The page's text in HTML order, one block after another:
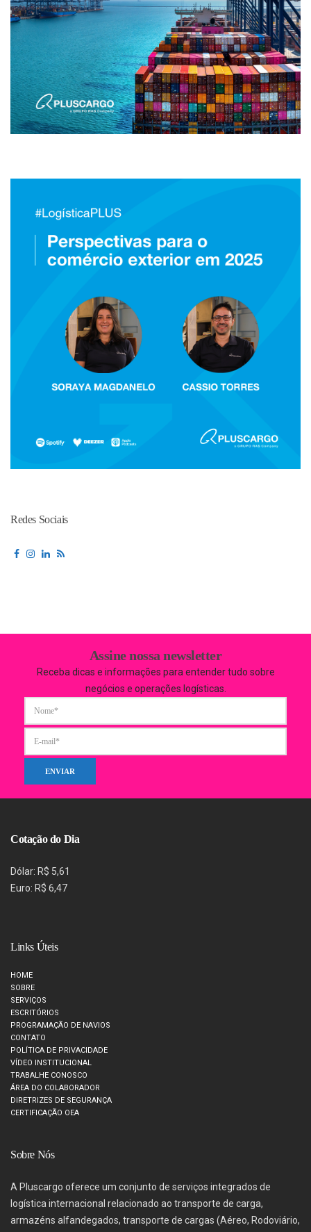
Redes Sociais
Assine nossa newsletter
Receba dicas e informações para entender tudo sobre
negócios e operações logísticas.
Cotação do Dia
Dólar: R$ 5,61
Euro: R$ 6,47
Links Úteis
HOME
SOBRE
SERVIÇOS
ESCRITÓRIOS
PROGRAMAÇÃO DE NAVIOS
CONTATO
POLÍTICA DE PRIVACIDADE
VÍDEO INSTITUCIONAL
TRABALHE CONOSCO
ÁREA DO COLABORADOR
DIRETRIZES DE SEGURANÇA
CERTIFICAÇÃO OEA
Sobre Nós
A Pluscargo oferece um conjunto de serviços integrados de
logística internacional relacionado ao transporte de carga,
armazéns alfandegados, transporte de cargas (Aéreo, Rodoviário,